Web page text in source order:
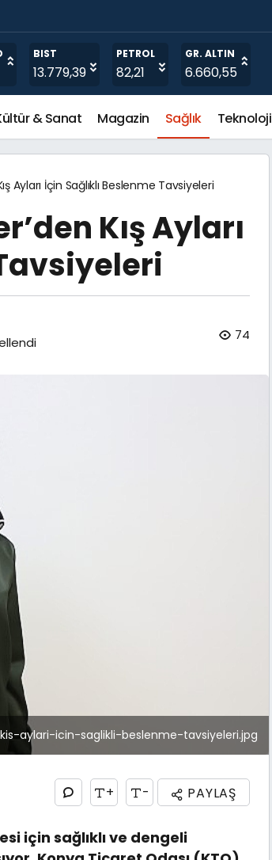
BIST
13.779,39
PETROL
82,21
GR. ALTIN
6.660,55
& Sanat Magazin Sağlık Teknoloji
Ayları İçin Sağlıklı Beslenme Tavsiyeleri
Kış Ayları
74
aylari-icin-saglikli-beslenme-tavsiyeleri.jpg
+ - PAYLAŞ
için sağlıklı ve dengeli